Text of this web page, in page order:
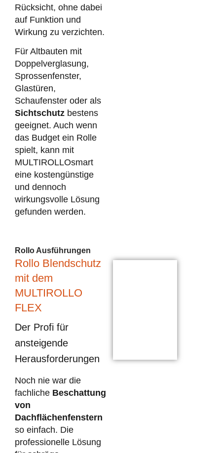
Rücksicht, ohne dabei
auf Funktion und
Wirkung zu verzichten.
Für Altbauten mit
Doppelverglasung,
Sprossenfenster,
Glastüren,
Schaufenster oder als
Sichtschutz bestens
geeignet. Auch wenn
das Budget ein Rolle
spielt, kann mit
MULTIROLLOsmart
eine kostengünstige
und dennoch
wirkungsvolle Lösung
gefunden werden.
Rollo Ausführungen
Rollo Blendschutz
mit dem
MULTIROLLO
FLEX
Der Profi für
ansteigende
Herausforderungen
Noch nie war die
fachliche Beschattung
von
Dachflächenfenstern
so einfach. Die
professionelle Lösung